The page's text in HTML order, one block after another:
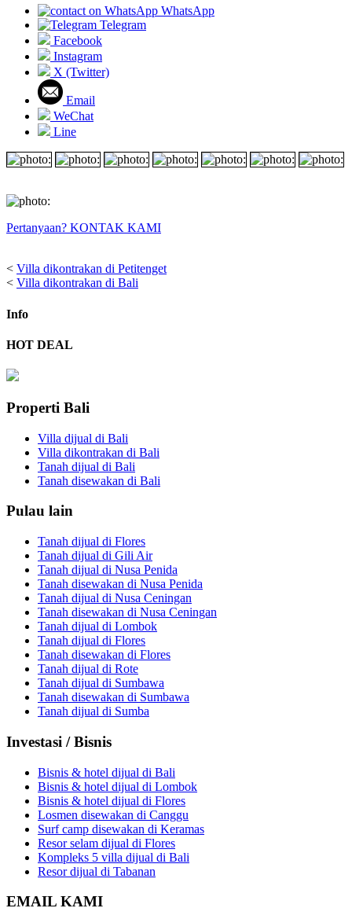
WhatsApp
Telegram
Facebook
Instagram
X (Twitter)
Email
WeChat
Line
Pertanyaan? KONTAK KAMI
< Villa dikontrakan di Petitenget
< Villa dikontrakan di Bali
Info
HOT DEAL
Properti Bali
Villa dijual di Bali
Villa dikontrakan di Bali
Tanah dijual di Bali
Tanah disewakan di Bali
Pulau lain
Tanah dijual di Flores
Tanah dijual di Gili Air
Tanah dijual di Nusa Penida
Tanah disewakan di Nusa Penida
Tanah dijual di Nusa Ceningan
Tanah disewakan di Nusa Ceningan
Tanah dijual di Lombok
Tanah dijual di Flores
Tanah disewakan di Flores
Tanah dijual di Rote
Tanah dijual di Sumbawa
Tanah disewakan di Sumbawa
Tanah dijual di Sumba
Investasi / Bisnis
Bisnis & hotel dijual di Bali
Bisnis & hotel dijual di Lombok
Bisnis & hotel dijual di Flores
Losmen disewakan di Canggu
Surf camp disewakan di Keramas
Resor selam dijual di Flores
Kompleks 5 villa dijual di Bali
Resor dijual di Tabanan
EMAIL KAMI